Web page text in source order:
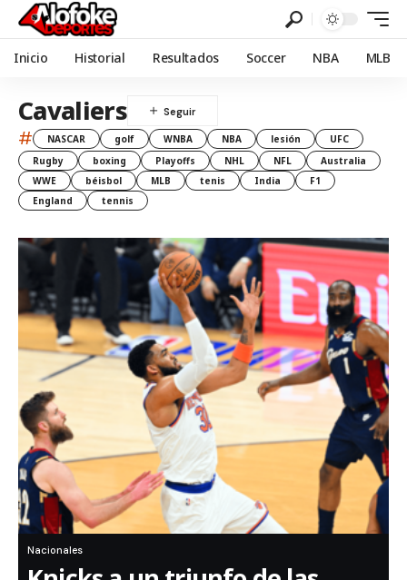
Inicio Historial Resultados Soccer NBA MLB
Cavaliers
# NASCAR golf WNBA NBA lesión
UFC
Rugby
boxing Playoffs NHL NFL
Australia
WWE
béisbol MLB tenis India
F1
England
tennis
Nacionales